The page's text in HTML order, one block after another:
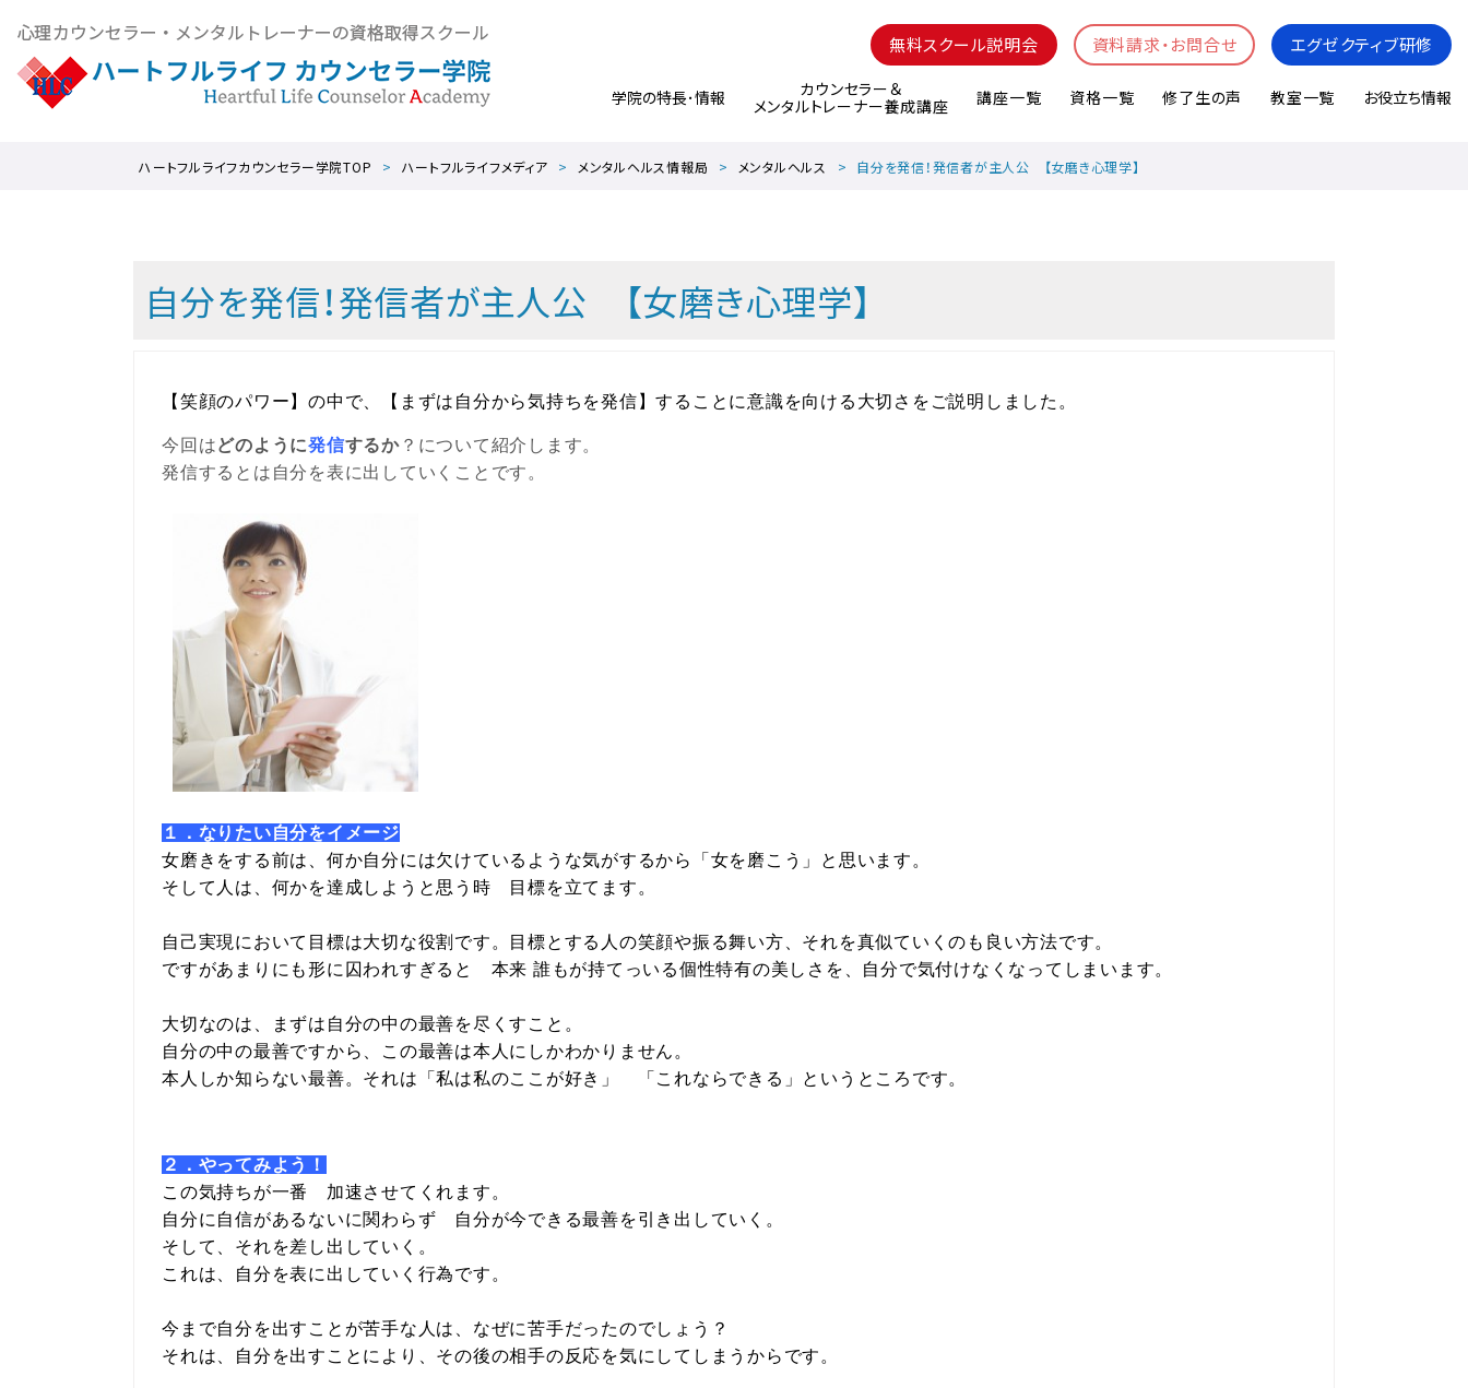
無料スクール説明会 資料請求・お問合せ エグゼクティブ研修
学院の特長･情報
カウンセラー＆
メンタルトレーナー養成講座
講座一覧 資格一覧 修了生の声 教室一覧 お役立ち情報
ハートフルライフカウンセラー学院TOP ハートフルライフメディア メンタルヘルス情報局 メンタルヘルス 自分を発信！発信者が主人公 【女磨き心理学】
自分を発信！発信者が主人公 【女磨き心理学】
【笑顔のパワー】の中で、【まずは自分から気持ちを発信】することに意識を向ける大切さをご説明しました。
今回はどのように発信するか？について紹介します。
発信するとは自分を表に出していくことです。
１．なりたい自分をイメージ
女磨きをする前は、何か自分には欠けているような気がするから「女を磨こう」と思います。
そして人は、何かを達成しようと思う時 目標を立てます。
自己実現において目標は大切な役割です。目標とする人の笑顔や振る舞い方、それを真似ていくのも良い方法です。
ですがあまりにも形に囚われすぎると 本来 誰もが持てっいる個性特有の美しさを、自分で気付けなくなってしまいます。
大切なのは、まずは自分の中の最善を尽くすこと。
自分の中の最善ですから、この最善は本人にしかわかりません。
本人しか知らない最善。それは「私は私のここが好き」 「これならできる」というところです。
２．やってみよう！
この気持ちが一番 加速させてくれます。
自分に自信があるないに関わらず 自分が今できる最善を引き出していく。
そして、それを差し出していく。
これは、自分を表に出していく行為です。
今まで自分を出すことが苦手な人は、なぜに苦手だったのでしょう？
それは、自分を出すことにより、その後の相手の反応を気にしてしまうからです。